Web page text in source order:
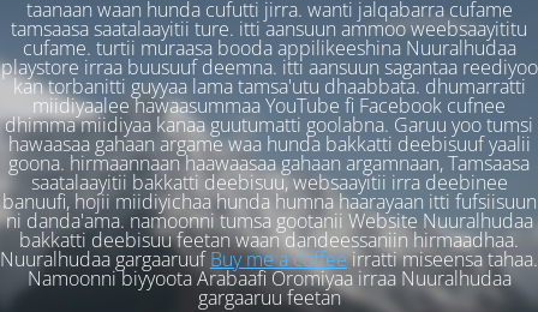
taanaan waan hunda cufutti jirra. wanti jalqabarra cufame
tamsaasa saatalaayitii ture. itti aansuun ammoo weebsaayititu
cufame. turtii muraasa booda appilikeeshina Nuuralhudaa
playstore irraa buusuuf deemna. itti aansuun sagantaa reediyoo
kan torbanitti guyyaa lama tamsa'utu dhaabbata. dhumarratti
miidiyaalee hawaasummaa YouTube fi Facebook cufnee
dhimma miidiyaa kanaa guutumatti goolabna. Garuu yoo tumsi
hawaasaa gahaan argame waa hunda bakkatti deebisuuf yaalii
goona. hirmaannaan haawaasaa gahaan argamnaan, Tamsaasa
saatalaayitii bakkatti deebisuu, websaayitii irra deebinee
banuufi, hojii miidiyichaa hunda humna haarayaan itti fufsiisuun
ni danda'ama. namoonni tumsa gootanii Website Nuuralhudaa
bakkatti deebisuu feetan waan dandeessaniin hirmaadhaa.
Nuuralhudaa gargaaruufBuy me a coffeeirratti miseensa tahaa.
Namoonni biyyoota Arabaafi Oromiyaa irraa Nuuralhudaa
gargaaruu feetan